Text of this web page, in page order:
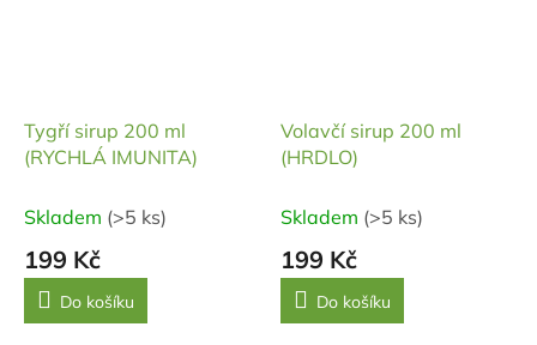
Tygří sirup 200 ml
(RYCHLÁ IMUNITA)
Skladem (>5 ks)
199 Kč
Do košíku
Volavčí sirup 200 ml
(HRDLO)
Skladem (>5 ks)
199 Kč
Do košíku